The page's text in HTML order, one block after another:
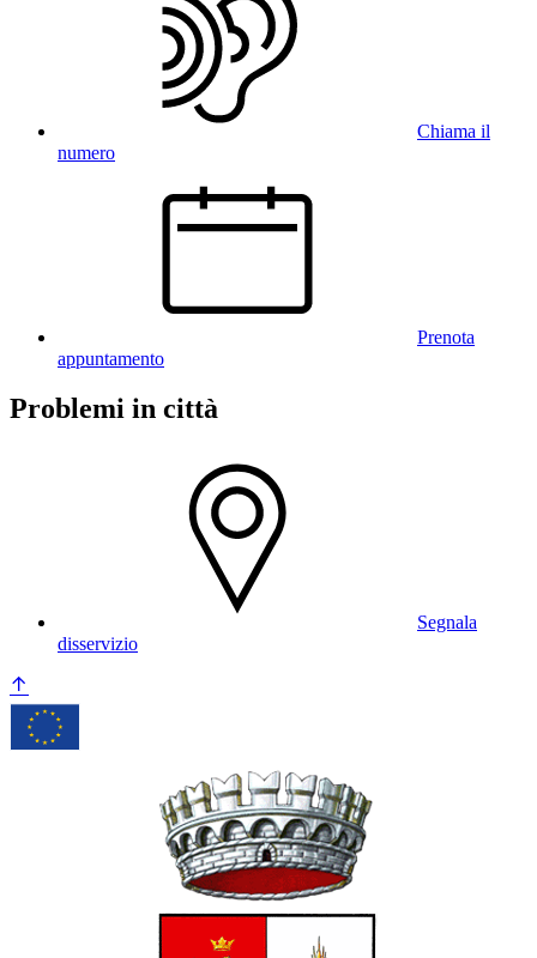
Chiama il
numero
Prenota
appuntamento
Problemi in città
Segnala
disservizio